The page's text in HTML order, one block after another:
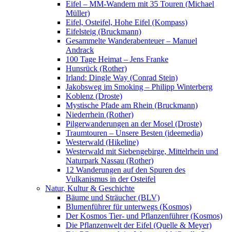
Eifel – MM-Wandern mit 35 Touren (Michael
Müller)
Eifel, Osteifel, Hohe Eifel (Kompass)
Eifelsteig (Bruckmann)
Gesammelte Wanderabenteuer – Manuel
Andrack
100 Tage Heimat – Jens Franke
Hunsrück (Rother)
Irland: Dingle Way (Conrad Stein)
Jakobsweg im Smoking – Philipp Winterberg
Koblenz (Droste)
Mystische Pfade am Rhein (Bruckmann)
Niederrhein (Rother)
Pilgerwanderungen an der Mosel (Droste)
Traumtouren – Unsere Besten (ideemedia)
Westerwald (Hikeline)
Westerwald mit Siebengebirge, Mittelrhein und
Naturpark Nassau (Rother)
12 Wanderungen auf den Spuren des
Vulkanismus in der Osteifel
Natur, Kultur & Geschichte
Bäume und Sträucher (BLV)
Blumenführer für unterwegs (Kosmos)
Der Kosmos Tier- und Pflanzenführer (Kosmos)
Die Pflanzenwelt der Eifel (Quelle & Meyer)